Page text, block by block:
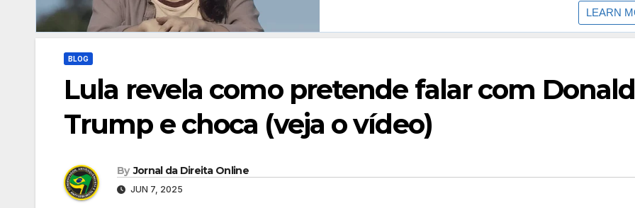
BLOG
Lula revela como pretende falar com Donald
Trump e choca (veja o vídeo)
By Jornal da Direita Online
JUN 7, 2025